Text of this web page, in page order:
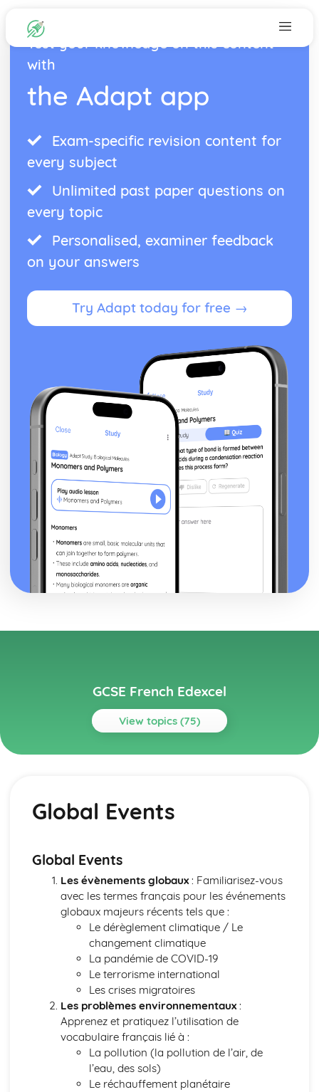
Test your knowledge on this content
with
the Adapt app
Exam-specific revision content for
every subject
Unlimited past paper questions on
every topic
Personalised, examiner feedback
on your answers
Try Adapt today for free →
GCSE French Edexcel
View topics (75)
Topics
Socialising with Family and Friends
Relationships
Pets
Personalities
Describing People
Your Family
About Yourself
Current and Future Study and Employment
Applying for Jobs
Languages for the Future
Career Choices and Ambitions
Education Post-16
School Events
School Pressures
School Life
School Routine
School Subjects
Global Events
Global Events
Les évènements globaux: Familiarisez-vous
avec les termes français pour les événements
globaux majeurs récents tels que :
Le dérèglement climatique / Le
changement climatique
La pandémie de COVID-19
Le terrorisme international
Les crises migratoires
Les problèmes environnementaux:
Apprenez et pratiquez l’utilisation de
vocabulaire français lié à :
La pollution (la pollution de l’air, de
l’eau, des sols)
Le réchauffement planétaire